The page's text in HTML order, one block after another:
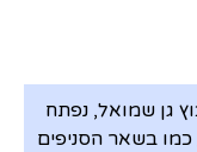
גן שמואל, נפתח
בשאר הסניפים